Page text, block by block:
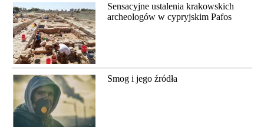
Sensacyjne ustalenia krakowskich
archeologów w cypryjskim Pafos
Smog i jego źródła